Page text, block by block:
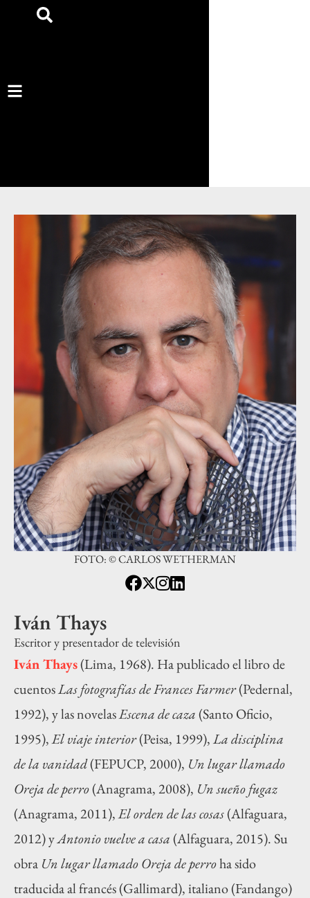
FOTO: © CARLOS WETHERMAN
Iván Thays
Escritor y presentador de televisión
Iván Thays(Lima, 1968). Ha publicado el libro de
cuentosLas fotografías de Frances Farmer(Pedernal,
1992), y las novelasEscena de caza(Santo Oficio,
1995),El viaje interior(Peisa, 1999),La disciplina
de la vanidad(FEPUCP, 2000), Un lugar llamado
Oreja de perro(Anagrama, 2008), Un sueño fugaz
(Anagrama, 2011),El orden de las cosas(Alfaguara,
2012) yAntonio vuelve a casa(Alfaguara, 2015). Su
obra Un lugar llamado Oreja de perroha sido
traducida al francés (Gallimard), italiano (Fandango)